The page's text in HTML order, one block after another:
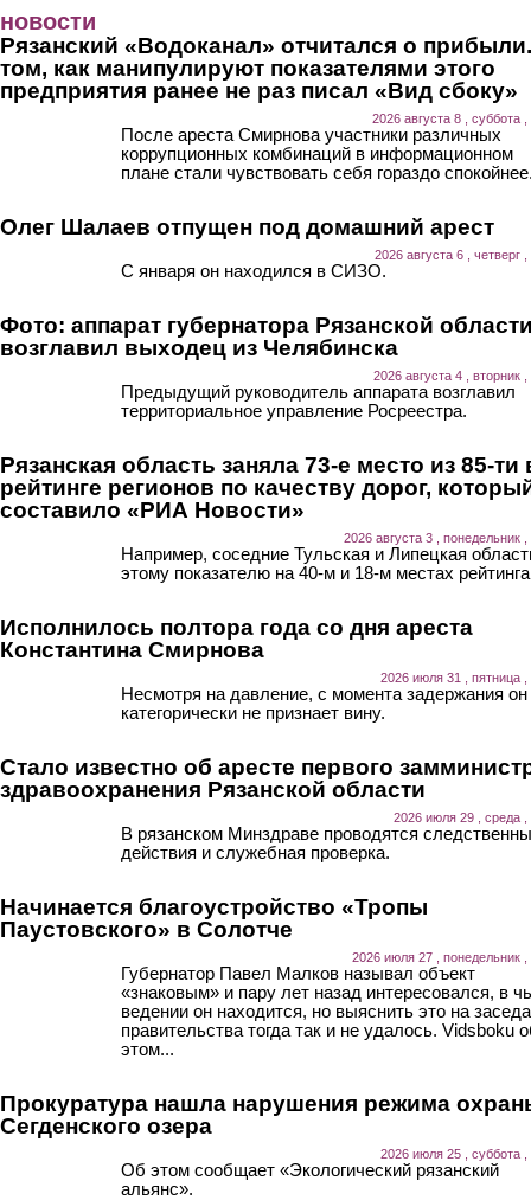
новости
Рязанский «Водоканал» отчитался о
том, как манипулируют показателями этого
предприятия ранее не раз писал «Вид сбоку»
2026 августа 8 , суббота ,
После ареста Смирнова участники различных
коррупционных комбинаций в информационном
плане стали чувствовать себя гораздо
Олег Шалаев отпущен под домашний арест
2026 августа 6 , четверг
С января он находился в СИЗО.
Фото: аппарат губернатора Рязанской
возглавил выходец из Челябинска
2026 августа 4 , вторник
Предыдущий руководитель аппарата возглавил
территориальное управление Росреестра.
Рязанская область заняла 73-е место из 85-ти
рейтинге регионов по качеству дорог,
составило «РИА Новости»
2026 августа 3 , понедельник ,
Например, соседние Тульская и Липецкая
этому показателю на 40-м и 18-м местах
Исполнилось полтора года со дня ареста
Константина Смирнова
2026 июля 31 , пятница ,
Несмотря на давление, с момента задержания он
категорически не признает вину.
Стало известно об аресте первого
здравоохранения Рязанской области
2026 июля 29 , среда ,
В рязанском Минздраве проводятся
действия и служебная проверка.
Начинается благоустройство «Тропы
Паустовского» в Солотче
2026 июля 27 , понедельник ,
Губернатор Павел Малков называл объект
«знаковым» и пару лет назад интересовался, в
ведении он находится, но выяснить это на
правительства тогда так и не удалось. Vidsboku
этом...
Прокуратура нашла нарушения режима
Сегденского озера
2026 июля 25 , суббота ,
Об этом сообщает «Экологический рязанский
альянс».